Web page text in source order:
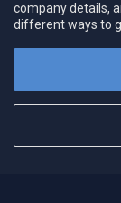
company details,
different ways to